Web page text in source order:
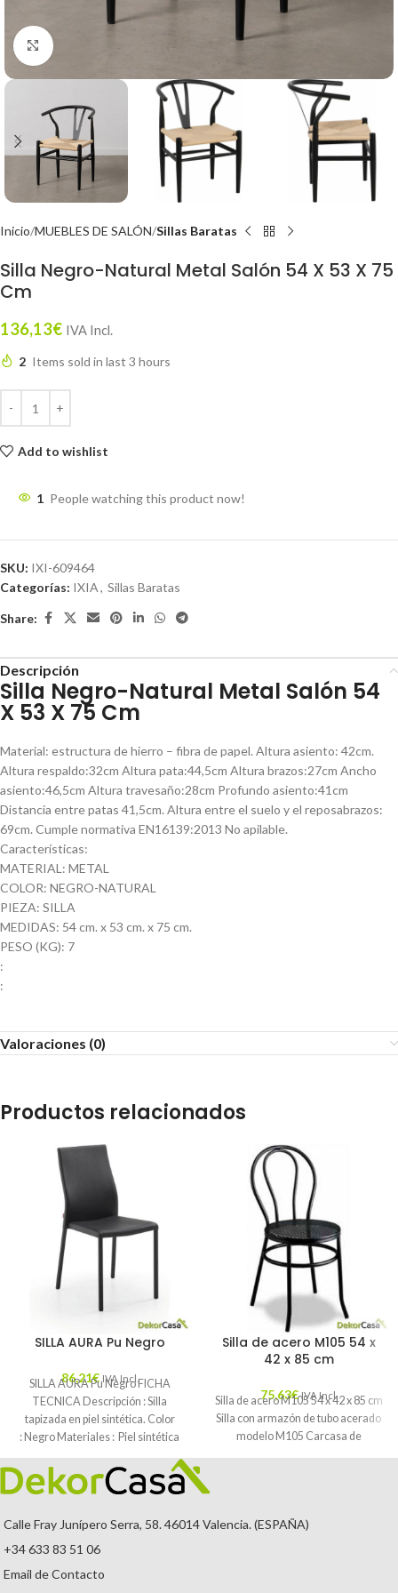
Click to enlarge
Inicio MUEBLES DE SALÓN Sillas Baratas
Silla Negro-Natural Metal Salón 54 X 53 X 75
Cm
136,13€ IVA Incl.
2 Items sold in last 3 hours
Add to wishlist
1 People watching this product now!
SKU: IXI-609464
Categorías: IXIA, Sillas Baratas
Share:
Descripción
Silla Negro-Natural Metal Salón 54
X 53 X 75 Cm
Material: estructura de hierro – fibra de papel. Altura asiento: 42cm.
Altura respaldo:32cm Altura pata:44,5cm Altura brazos:27cm Ancho
asiento:46,5cm Altura travesaño:28cm Profundo asiento:41cm
Distancia entre patas 41,5cm. Altura entre el suelo y el reposabrazos:
69cm. Cumple normativa EN16139:2013 No apilable.
Características:
MATERIAL: METAL
COLOR: NEGRO-NATURAL
PIEZA: SILLA
MEDIDAS: 54 cm. x 53 cm. x 75 cm.
PESO (KG): 7
:
:
Valoraciones (0)
Productos relacionados
SILLA AURA Pu Negro
86,21€ IVA Incl.
SILLA AURA Pu Negro FICHA
TECNICA Descripción : Silla
tapizada en piel sintética. Color
: Negro Materiales : Piel sintética
Mantenimiento
Silla de acero M105 54 x
42 x 85 cm
75,63€ IVA Incl.
Silla de acero M105 54 x 42 x 85 cm
Silla con armazón de tubo acerado
modelo M105 Carcasa de
Calle Fray Junípero Serra, 58. 46014 Valencia. (ESPAÑA)
+34 633 83 51 06
Email de Contacto